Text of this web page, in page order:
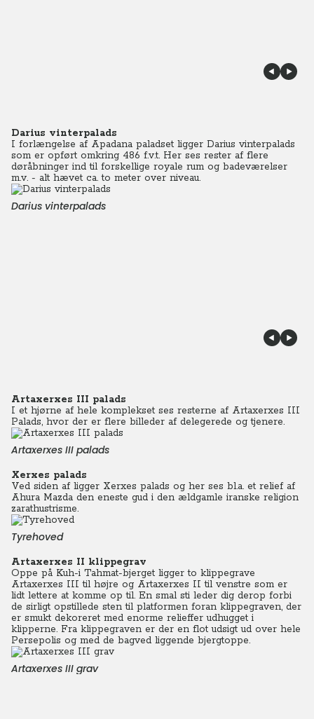
Darius vinterpalads
I forlængelse af Apadana paladset ligger Darius vinterpalads
som er opført omkring 486 f.v.t. Her ses rester af flere
døråbninger ind til forskellige royale rum og badeværelser
m.v. - alt hævet ca. to meter over niveau.
Darius vinterpalads
Artaxerxes III palads
I et hjørne af hele komplekset ses resterne af Artaxerxes III
Palads, hvor der er flere billeder af delegerede og tjenere.
Artaxerxes III palads
Xerxes palads
Ved siden af ligger Xerxes palads og her ses bl.a. et relief af
Ahura Mazda den eneste gud i den ældgamle iranske religion
zarathustrisme.
Tyrehoved
Artaxerxes II klippegrav
Oppe på Kuh-i Tahmat-bjerget ligger to klippegrave
Artaxerxes III til højre og Artaxerxes II til venstre som er
lidt lettere at komme op til. En smal sti leder dig derop forbi
de sirligt opstillede sten til platformen foran klippegraven, der
er smukt dekoreret med enorme relieffer udhugget i
klipperne. Fra klippegraven er der en flot udsigt ud over hele
Persepolis og med de bagved liggende bjergtoppe.
Artaxerxes III grav